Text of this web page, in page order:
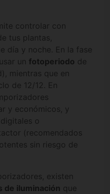
controlar con
tus plantas,
día y noche. En la fase
un fotoperiodo de
mientras que en
de 12/12. En
y económicos, y
o
(recomendados
sin riesgo de
existen
de iluminación que